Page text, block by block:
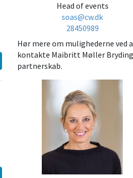
Head of events
soas@cw.dk
28450989
Hør mere om mulighederne ved
kontakte Maibritt Møller
partnerskab.